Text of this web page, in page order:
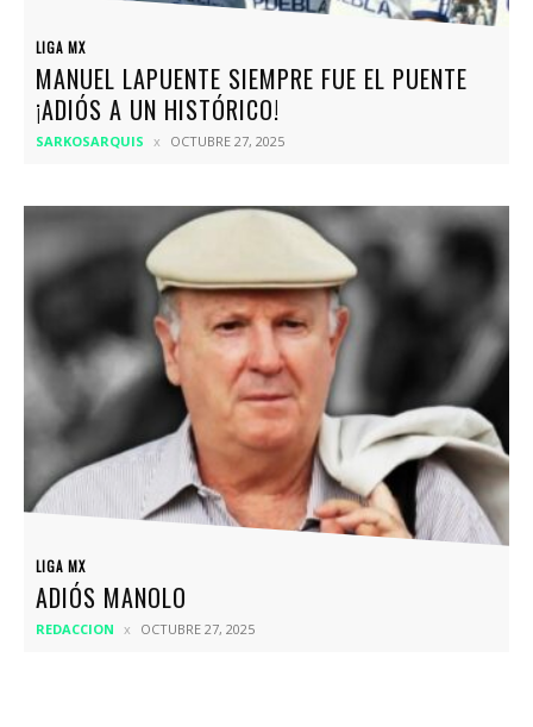
LIGA MX
MANUEL LAPUENTE SIEMPRE FUE EL PUENTE
¡ADIÓS A UN HISTÓRICO!
SARKOSARQUIS OCTUBRE 27, 2025
LIGA MX
ADIÓS MANOLO
REDACCION OCTUBRE 27, 2025